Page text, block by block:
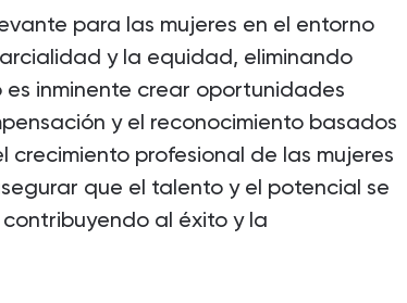
para las mujeres en el entorno
y la equidad, eliminando
inminente crear oportunidades
y el reconocimiento basados
profesional de las mujeres
que el talento y el potencial se
al éxito y la